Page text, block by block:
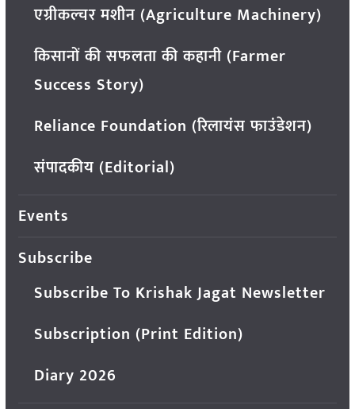
एग्रीकल्चर मशीन (Agriculture Machinery)
किसानों की सफलता की कहानी (Farmer
Success Story)
Reliance Foundation (रिलायंस फाउंडेशन)
संपादकीय (Editorial)
Events
Subscribe
Subscribe To Krishak Jagat Newsletter
Subscription (Print Edition)
Diary 2026